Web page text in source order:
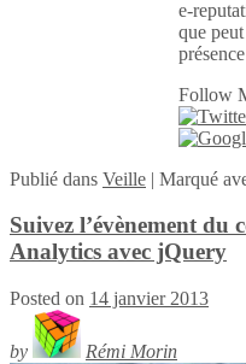
e-
que
Follow
Publié dans Veille | Marqué
Suivez l’évènement du
Analytics avec jQuery
Posted on 14 janvier 2013
by Rémi Morin